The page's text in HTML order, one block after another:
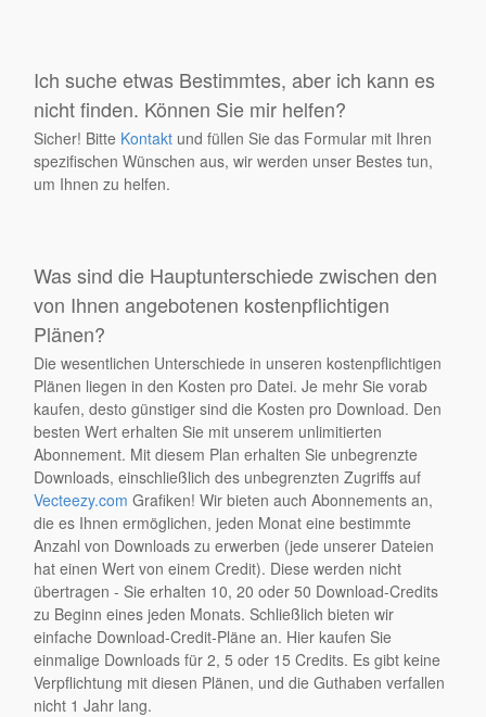
Ich suche etwas Bestimmtes, aber ich kann es
nicht finden. Können Sie mir helfen?
Sicher! Bitte Kontakt und füllen Sie das Formular mit Ihren
spezifischen Wünschen aus, wir werden unser Bestes tun,
um Ihnen zu helfen.
Was sind die Hauptunterschiede zwischen den
von Ihnen angebotenen kostenpflichtigen
Plänen?
Die wesentlichen Unterschiede in unseren kostenpflichtigen
Plänen liegen in den Kosten pro Datei. Je mehr Sie vorab
kaufen, desto günstiger sind die Kosten pro Download. Den
besten Wert erhalten Sie mit unserem unlimitierten
Abonnement. Mit diesem Plan erhalten Sie unbegrenzte
Downloads, einschließlich des unbegrenzten Zugriffs auf
Vecteezy.com Grafiken! Wir bieten auch Abonnements an,
die es Ihnen ermöglichen, jeden Monat eine bestimmte
Anzahl von Downloads zu erwerben (jede unserer Dateien
hat einen Wert von einem Credit). Diese werden nicht
übertragen - Sie erhalten 10, 20 oder 50 Download-Credits
zu Beginn eines jeden Monats. Schließlich bieten wir
einfache Download-Credit-Pläne an. Hier kaufen Sie
einmalige Downloads für 2, 5 oder 15 Credits. Es gibt keine
Verpflichtung mit diesen Plänen, und die Guthaben verfallen
nicht 1 Jahr lang.